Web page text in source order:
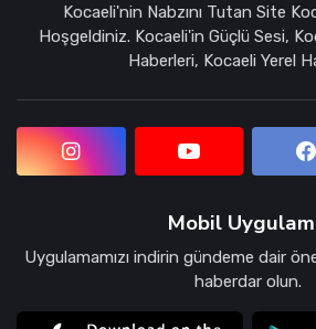
Kocaeli'nin Nabzını Tutan Site
Hoşgeldiniz. Kocaeli'in Güçlü Sesi,
Haberleri, Kocaeli Yerel
Mobil
Uygulamamızı indirin gündeme dair
haberdar olun.